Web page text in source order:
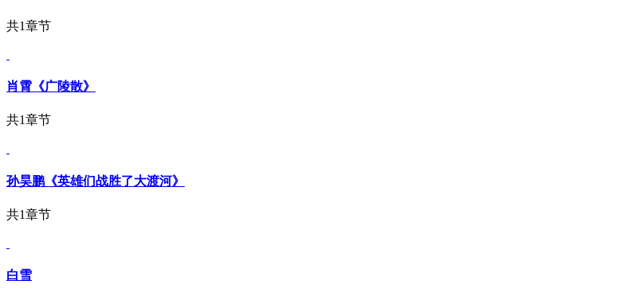
共1章节
肖霄《广陵散》
共1章节
孙昊鹏《英雄们战胜了大渡河》
共1章节
白雪